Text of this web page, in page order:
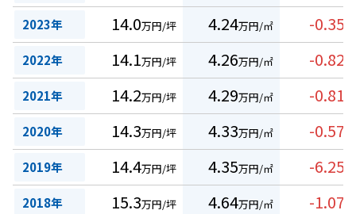
2023年 14.0万円/坪 4.24万円/㎡ -0.35
2022年 14.1万円/坪 4.26万円/㎡ -0.82
2021年 14.2万円/坪 4.29万円/㎡ -0.81
2020年 14.3万円/坪 4.33万円/㎡ -0.57
2019年 14.4万円/坪 4.35万円/㎡ -6.25
2018年 15.3万円/坪 4.64万円/㎡ -1.07